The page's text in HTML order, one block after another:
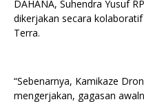
DAHANA, Suhendra Yusuf
dikerjakan secara
Terra.
“Sebenarnya, Kamikaze
mengerjakan, gagasan